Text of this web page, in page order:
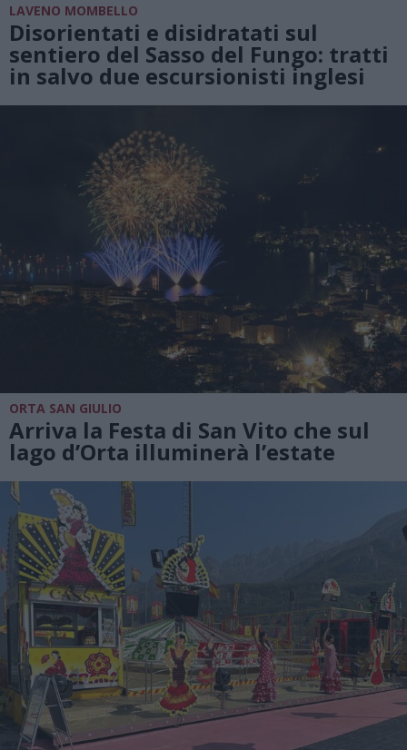
LAVENO MOMBELLO
Disorientati e disidratati sul
sentiero del Sasso del Fungo: tratti
in salvo due escursionisti inglesi
ORTA SAN GIULIO
Arriva la Festa di San Vito che sul
lago d’Orta illuminerà l’estate